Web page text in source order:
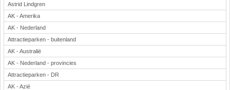
Astrid Lindgren
AK - Amerika
AK - Nederland
Attractieparken - buitenland
AK - Australië
AK - Nederland - provincies
Attractieparken - DR
AK - Azië